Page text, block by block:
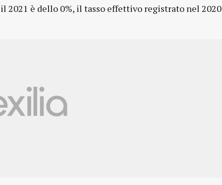
2021 è dello 0%, il tasso effettivo registrato nel 2020